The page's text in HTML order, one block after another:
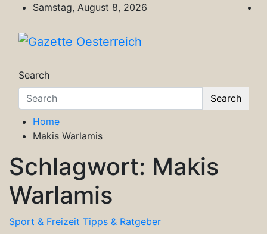
content
Samstag, August 8, 2026
Search
Search
Home
Makis Warlamis
Schlagwort: Makis
Warlamis
Sport & Freizeit Tipps & Ratgeber